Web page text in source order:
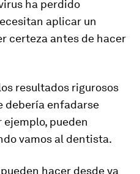
ha perdido
aplicar un
certeza antes de hacer
resultados rigurosos
debería enfadarse
ejemplo, pueden
vamos al dentista.
hacer desde ya